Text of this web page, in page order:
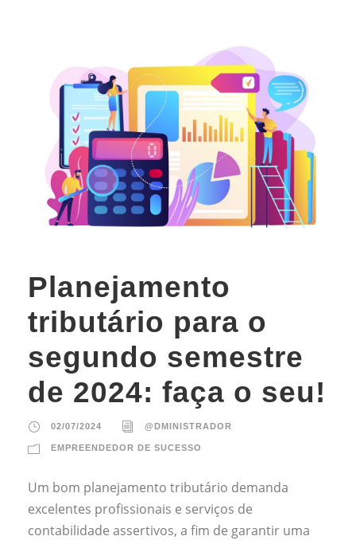
Planejamento
tributário para o
segundo semestre
de 2024: faça o seu!
02/07/2024 @DMINISTRADOR
EMPREENDEDOR DE SUCESSO
Um bom planejamento tributário demanda
excelentes profissionais e serviços de
contabilidade assertivos, a fim de garantir uma